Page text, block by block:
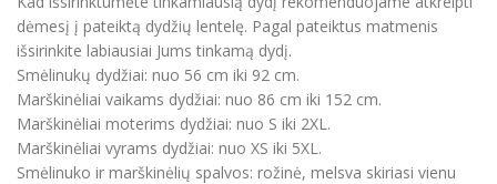
dėmesį į pateiktą dydžių lentelę. Pagal pateiktus matmenis
išsirinkite labiausiai Jums tinkamą dydį.
Smėlinukų dydžiai: nuo 56 cm iki 92 cm.
Marškinėliai vaikams dydžiai: nuo 86 cm iki 152 cm.
Marškinėliai moterims dydžiai: nuo S iki 2XL.
Marškinėliai vyrams dydžiai: nuo XS iki 5XL.
Smėlinuko ir marškinėlių spalvos: rožinė, melsva skiriasi vienu